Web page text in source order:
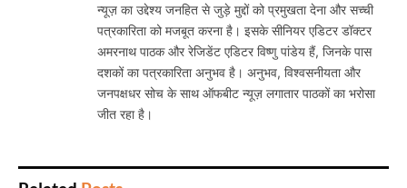
न्यूज़ का उद्देश्य जनहित से जुड़े मुद्दों को प्रमुखता देना और सच्ची
पत्रकारिता को मजबूत करना है। इसके सीनियर एडिटर डॉक्टर
अमरनाथ पाठक और रेजिडेंट एडिटर विष्णु पांडेय हैं, जिनके पास
दशकों का पत्रकारिता अनुभव है। अनुभव, विश्वसनीयता और
जनपक्षधर सोच के साथ ऑफबीट न्यूज़ लगातार पाठकों का भरोसा
जीत रहा है।